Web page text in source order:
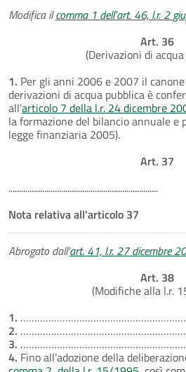
Modifica ilcomma 1 dell’art. 46, l.r. 2
Art. 36
(Derivazioni di
1. Per gli anni 2006 e 2007 il
derivazioni di acqua pubblica è
all’articolo 7 della l.r. 24 dicembre
la formazione del bilancio annuale e
legge finanziaria 2005).
Art. 37
.......................................................................
Nota relativa all'articolo 37
Abrogato dall'art. 41, l.r. 27 dicembre
Art. 38
(Modifiche alla l.r.
1.
2.
3.
4. Fino all’adozione della